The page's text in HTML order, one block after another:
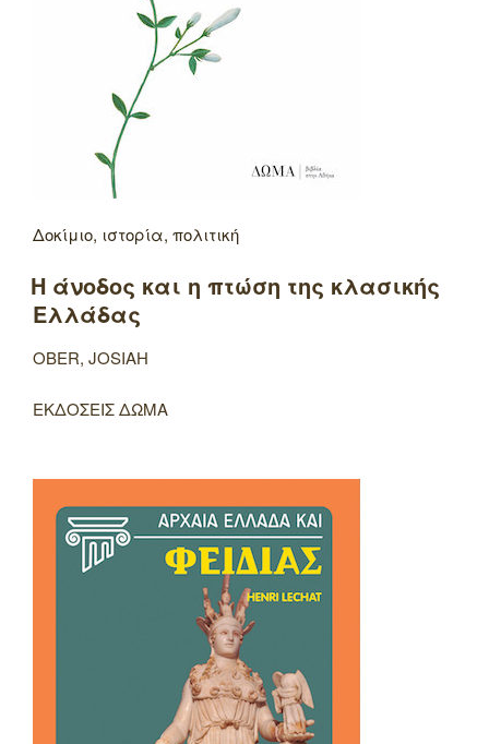
Δοκίμιο, ιστορία, πολιτική
Η άνοδος και η πτώση της κλασικής
Ελλάδας
OBER, JOSIAH
ΕΚΔΟΣΕΙΣ ΔΩΜΑ